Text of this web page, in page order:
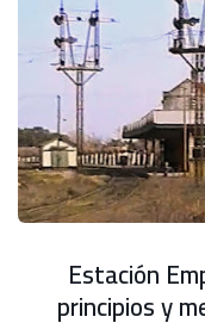
Estación
principios y